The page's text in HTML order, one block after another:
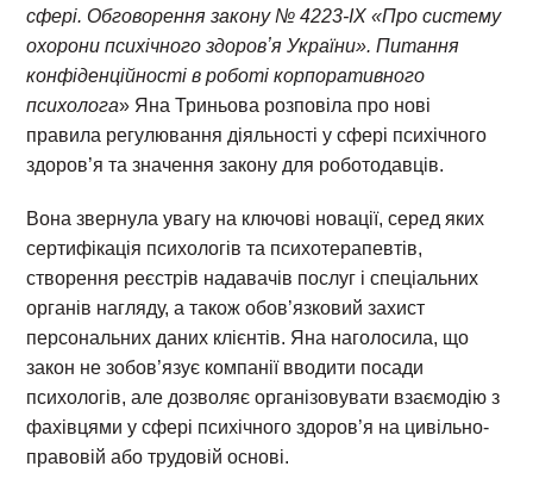
сфері. Обговорення закону № 4223-IX«Про систему
охорони психічного здоровʼя України». Питання
конфіденційності в роботі корпоративного
психолога» Яна Триньова розповіла про нові
правила регулювання діяльності у сфері психічного
здоров’я та значення закону для роботодавців.
Вона звернула увагу на ключові новації, серед яких
сертифікація психологів та психотерапевтів,
створення реєстрів надавачів послуг і спеціальних
органів нагляду, а також обов’язковий захист
персональних даних клієнтів. Яна наголосила, що
закон не зобов’язує компанії вводити посади
психологів, але дозволяє організовувати взаємодію з
фахівцями у сфері психічного здоров’я на цивільно-
правовій або трудовій основі.